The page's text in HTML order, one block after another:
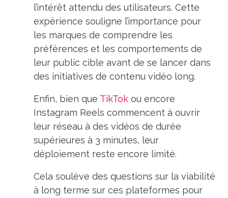
l’intérêt attendu des utilisateurs. Cette
expérience souligne l’importance pour
les marques de comprendre les
préférences et les comportements de
leur public cible avant de se lancer dans
des initiatives de contenu vidéo long.
Enfin, bien que TikTokou encore
Instagram Reels commencent à ouvrir
leur réseau à des vidéos de durée
supérieures à 3 minutes, leur
déploiement reste encore limité.
Cela soulève des questions sur la viabilité
à long terme sur ces plateformes pour